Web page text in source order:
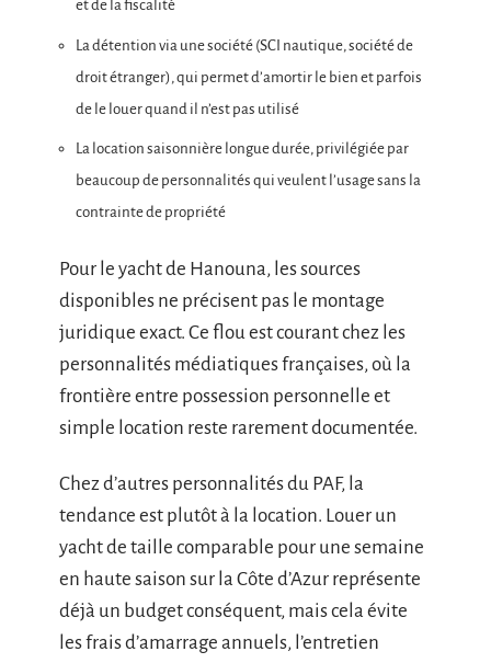
et de la fiscalité
La détention via une société (SCI nautique, société de
droit étranger), qui permet d’amortir le bien et parfois
de le louer quand il n’est pas utilisé
La location saisonnière longue durée, privilégiée par
beaucoup de personnalités qui veulent l’usage sans la
contrainte de propriété
Pour le yacht de Hanouna, les sources
disponibles ne précisent pas le montage
juridique exact. Ce flou est courant chez les
personnalités médiatiques françaises, où la
frontière entre possession personnelle et
simple location reste rarement documentée.
Chez d’autres personnalités du PAF, la
tendance est plutôt à la location. Louer un
yacht de taille comparable pour une semaine
en haute saison sur la Côte d’Azur représente
déjà un budget conséquent, mais cela évite
les frais d’amarrage annuels, l’entretien